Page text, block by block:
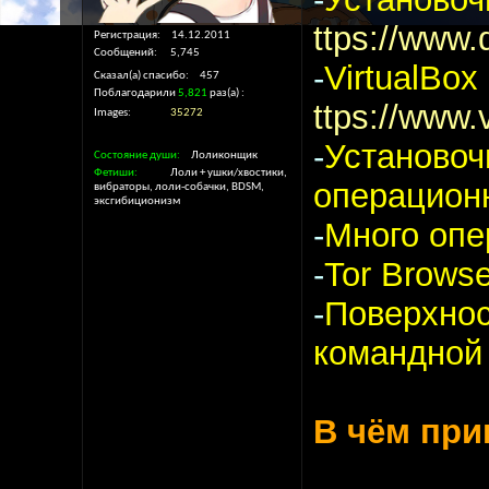
Регистрация
14.12.2011
Сообщений
5,745
Сказал(а) спасибо
457
Поблагодарили5,821 раз(а)
Images
35272
Состояние души
Лоликонщик
Фетиши
Лоли + ушки/хвостики,
вибраторы, лоли-собачки, BDSM,
эксгибиционизм
ttps://
-VirtualBox
ttps://
-
-Много
-Tor
-
В чём